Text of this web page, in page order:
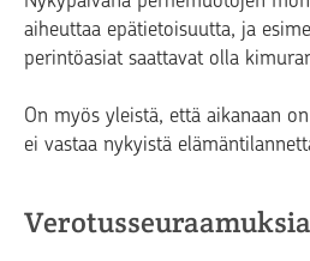
aiheuttaa epätietoisuutta, ja
perintöasiat saattavat olla
On myös yleistä, että aikanaan
ei vastaa nykyistä